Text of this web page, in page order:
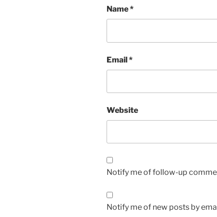
Name*
Email*
Website
Notify me of follow-up
Notify me of new posts by